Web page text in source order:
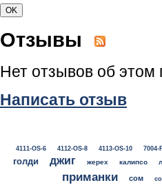
Отзывы
Нет отзывов об этом
Написать отзыв
4111-OS-6 4112-OS-8 4113-OS-10 7004-
голди джиг жерех калипсо
приманки сом